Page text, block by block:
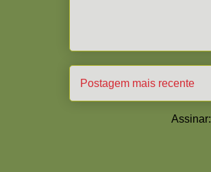
Postagem mais recente
Assinar: